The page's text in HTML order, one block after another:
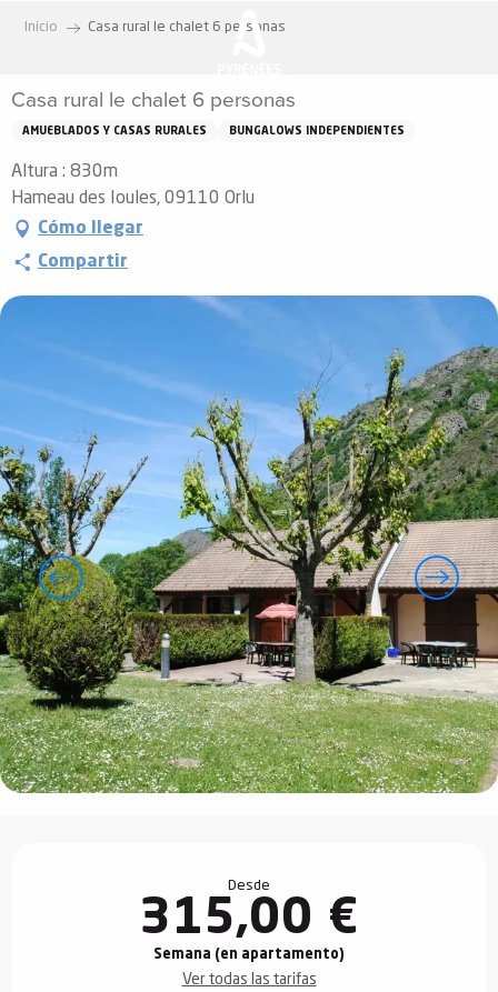
principal
Inicio Casa rural le chalet 6 personas
Casa rural le chalet 6 personas
AMUEBLADOS Y CASAS RURALES BUNGALOWS INDEPENDIENTES
Altura : 830m
Hameau des Ioules, 09110 Orlu
Cómo llegar
Compartir
Desde
315,00 €
Semana (en apartamento)
Ver todas las tarifas